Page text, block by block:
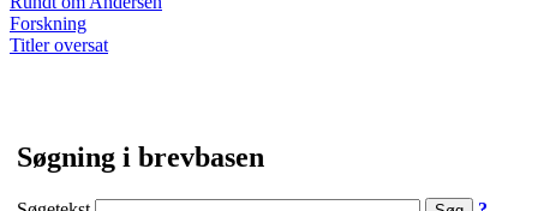
Forskning
Titler oversat
Søgning i brevbasen